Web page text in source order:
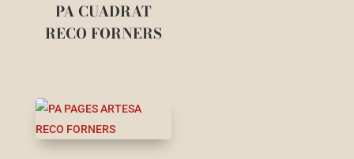
PA CUADRAT
RECO FORNERS